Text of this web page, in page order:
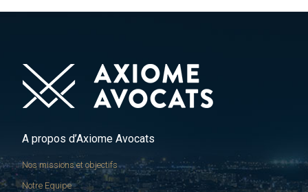
A propos d’Axiome Avocats
Nos missions et objectifs
Notre Equipe